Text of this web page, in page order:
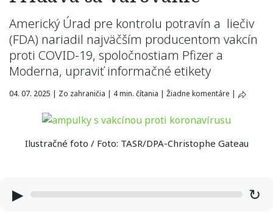
Americký Úrad pre kontrolu potravín a liečiv
(FDA) nariadil najväčším producentom vakcín
proti COVID-19, spoločnostiam Pfizer a
Moderna, upraviť informačné etikety
04. 07. 2025 | Zo zahraničia | 4 min. čítania | Žiadne komentáre |
Ilustračné foto / Foto: TASR/DPA-Christophe Gateau
▶ ↻